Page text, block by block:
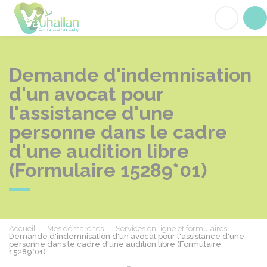
Demande d'indemnisation
d'un avocat pour
l'assistance d'une
personne dans le cadre
d'une audition libre
(Formulaire 15289*01)
Accueil Mes démarches
Services en ligne et formulaires
Demande d'indemnisation d'un avocat pour l'assistance d'une
personne dans le cadre d'une audition libre (Formulaire
15289*01)